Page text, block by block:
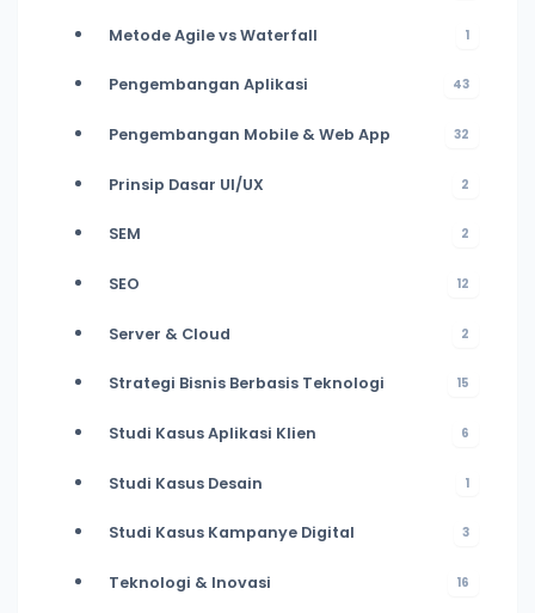
Metode Agile vs Waterfall 1
Pengembangan Aplikasi 43
Pengembangan Mobile & Web App 32
Prinsip Dasar UI/UX 2
SEM 2
SEO 12
Server & Cloud 2
Strategi Bisnis Berbasis Teknologi 15
Studi Kasus Aplikasi Klien 6
Studi Kasus Desain 1
Studi Kasus Kampanye Digital 3
Teknologi & Inovasi 16